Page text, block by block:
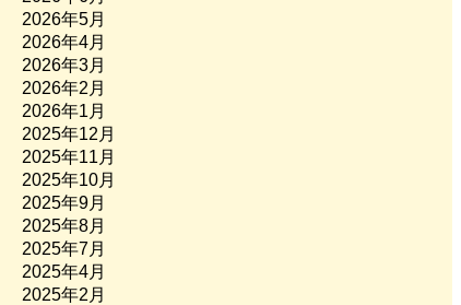
2026年5月
2026年4月
2026年3月
2026年2月
2026年1月
2025年12月
2025年11月
2025年10月
2025年9月
2025年8月
2025年7月
2025年4月
2025年2月